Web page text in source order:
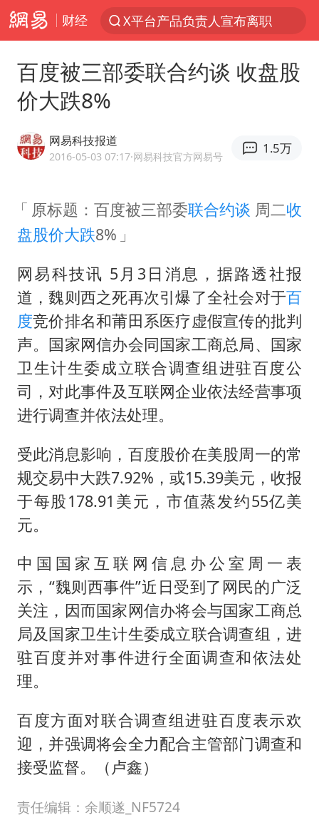
财经
探寻“技能+”促就业创业新路
顾客结账把钱扔地上 服务员霸气扔回
台风白海豚或在华东沿海登陆
FIFA官方支持因凡蒂诺
弹药库存告急 美军补货难
如何把百年大党建设得更加坚强有力
沙特否认与胡塞武装举行会谈
乘客脱鞋散发异味 司机提醒反被怼
日本籍女网红在韩直播时自杀身亡
南太行山失联女孩最后信号不在山林
总书记关心百姓身边这些民生大事
百度被三部委联合约谈 收盘股
价大跌8%
网易科技报道
2016-05-03 07:17·网易科技官方网易号
1.5万
原标题：百度被三部委联合约谈 周二收
盘股价大跌8%
网易科技讯 5月3日消息，据路透社报
道，魏则西之死再次引爆了全社会对于百
度竞价排名和莆田系医疗虚假宣传的批判
声。国家网信办会同国家工商总局、国家
卫生计生委成立联合调查组进驻百度公
司，对此事件及互联网企业依法经营事项
进行调查并依法处理。
受此消息影响，百度股价在美股周一的常
规交易中大跌7.92%，或15.39美元，收报
于每股178.91美元，市值蒸发约55亿美
元。
中国国家互联网信息办公室周一表
示，“魏则西事件”近日受到了网民的广泛
关注，因而国家网信办将会与国家工商总
局及国家卫生计生委成立联合调查组，进
驻百度并对事件进行全面调查和依法处
理。
百度方面对联合调查组进驻百度表示欢
迎，并强调将会全力配合主管部门调查和
接受监督。（卢鑫）
责任编辑：余顺遂_NF5724